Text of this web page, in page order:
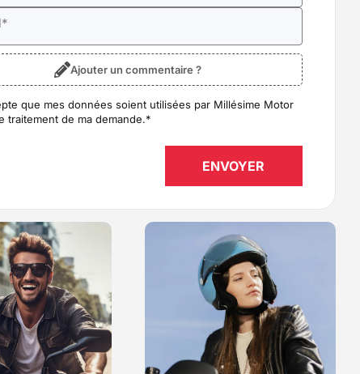
*
Ajouter un commentaire ?
que mes données soient utilisées par Millésime Motor
traitement de ma demande.*